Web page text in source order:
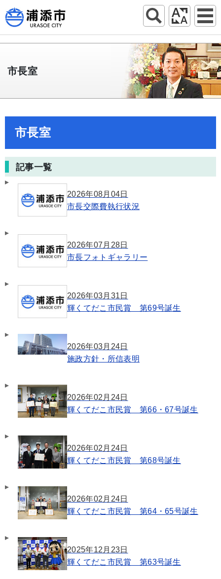
市長室
市長室
記事一覧
2026年08月04日
市長交際費執行状況
2026年07月28日
市長フォトギャラリー
2026年03月31日
輝くてだこ市民賞 第69号誕生
2026年03月24日
施政方針・所信表明
2026年02月24日
輝くてだこ市民賞 第66・67号誕生
2026年02月24日
輝くてだこ市民賞 第68号誕生
2026年02月24日
輝くてだこ市民賞 第64・65号誕生
2025年12月23日
輝くてだこ市民賞 第63号誕生